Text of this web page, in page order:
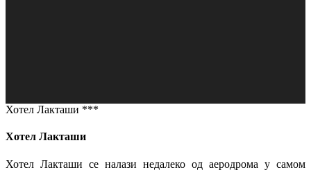
Хотел Лакташи ***
Хотел Лакташи
Хотел Лакташи се налази недалеко од аеродрома у самом